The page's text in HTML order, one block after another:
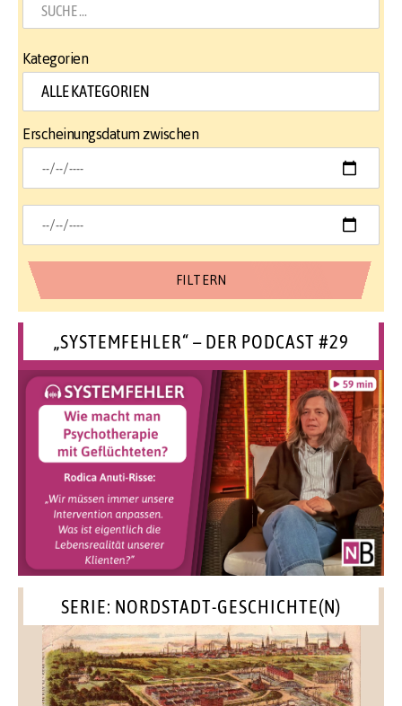
Kategorien
Erscheinungsdatum zwischen
„SYSTEMFEHLER“ – DER PODCAST #29
SERIE: NORDSTADT-GESCHICHTE(N)